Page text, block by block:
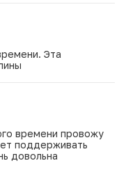
с нашей
Эта
времени провожу
поддерживать
довольна